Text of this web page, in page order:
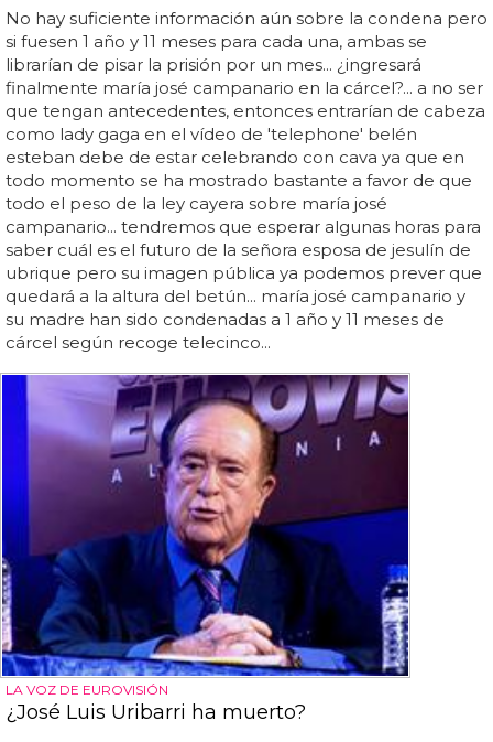
No hay suficiente información aún sobre la condena pero
si fuesen 1 año y 11 meses para cada una, ambas se
librarían de pisar la prisión por un mes... ¿ingresará
finalmente maría josé campanario en la cárcel?... a no ser
que tengan antecedentes, entonces entrarían de cabeza
como lady gaga en el vídeo de 'telephone' belén
esteban debe de estar celebrando con cava ya que en
todo momento se ha mostrado bastante a favor de que
todo el peso de la ley cayera sobre maría josé
campanario... tendremos que esperar algunas horas para
saber cuál es el futuro de la señora esposa de jesulín de
ubrique pero su imagen pública ya podemos prever que
quedará a la altura del betún... maría josé campanario y
su madre han sido condenadas a 1 año y 11 meses de
cárcel según recoge telecinco...
LA VOZ DE EUROVISIÓN
¿José Luis Uribarri ha muerto?